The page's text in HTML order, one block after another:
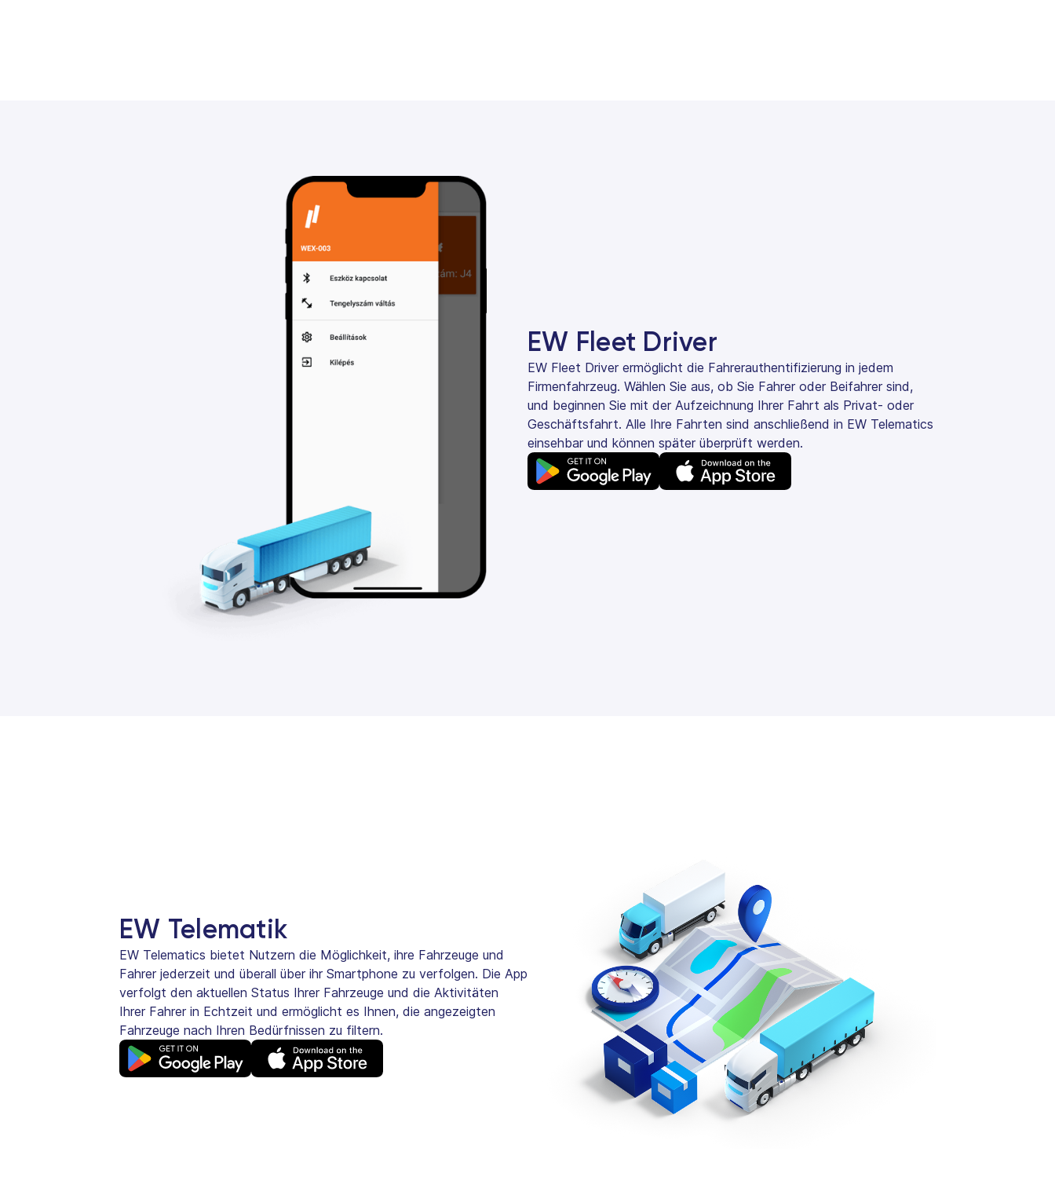
EW Fleet Driver
EW Fleet Driver ermöglicht die Fahrerauthentifizierung in jedem
Firmenfahrzeug. Wählen Sie aus, ob Sie Fahrer oder Beifahrer sind,
und beginnen Sie mit der Aufzeichnung Ihrer Fahrt als Privat- oder
Geschäftsfahrt. Alle Ihre Fahrten sind anschließend in EW Telematics
einsehbar und können später überprüft werden.
EW Telematik
EW Telematics bietet Nutzern die Möglichkeit, ihre Fahrzeuge und
Fahrer jederzeit und überall über ihr Smartphone zu verfolgen. Die App
verfolgt den aktuellen Status Ihrer Fahrzeuge und die Aktivitäten
Ihrer Fahrer in Echtzeit und ermöglicht es Ihnen, die angezeigten
Fahrzeuge nach Ihren Bedürfnissen zu filtern.